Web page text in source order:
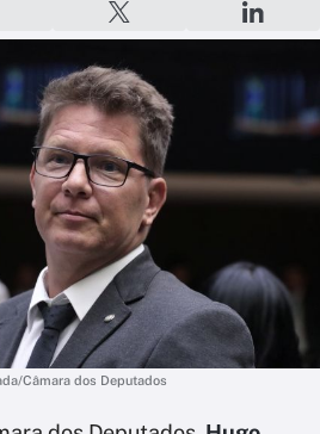
Câmara dos Deputados